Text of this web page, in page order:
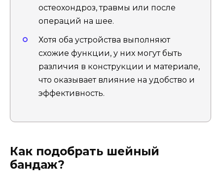
остеохондроз, травмы или после
операций на шее.
Хотя оба устройства выполняют
схожие функции, у них могут быть
различия в конструкции и материале,
что оказывает влияние на удобство и
эффективность.
Как подобрать шейный
бандаж?